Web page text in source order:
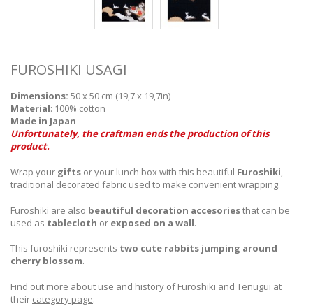
FUROSHIKI USAGI
Dimensions: 50 x 50 cm (19,7 x 19,7in)
Material: 100% cotton
Made in Japan
Unfortunately, the craftman ends the production of this
product.
Wrap your gifts or your lunch box with this beautiful Furoshiki,
traditional decorated fabric used to make convenient wrapping.
Furoshiki are also beautiful decoration accesoriesthat can be
used as tablecloth or exposed on a wall.
This furoshiki represents two cute rabbits jumping around
cherry blossom.
Find out more about use and history of Furoshiki and Tenugui at
their category page.